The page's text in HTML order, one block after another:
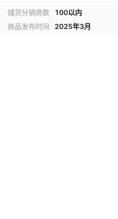
铺货分销商数
100以内
商品发布时间 2025年3月